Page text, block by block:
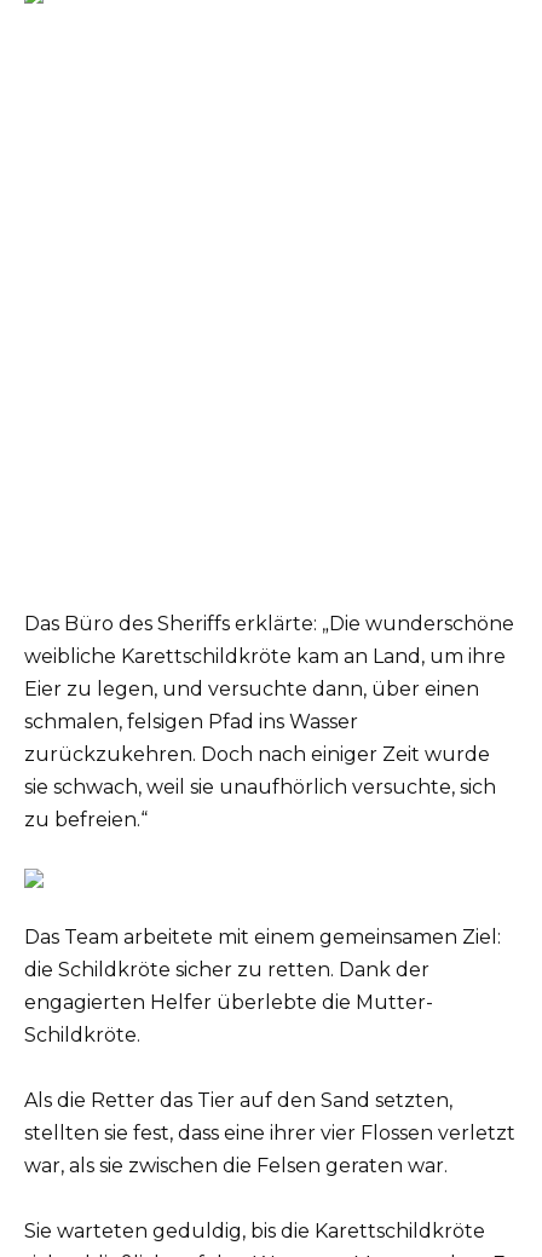
Das Büro des Sheriffs erklärte: „Die wunderschöne
weibliche Karettschildkröte kam an Land, um ihre
Eier zu legen, und versuchte dann, über einen
schmalen, felsigen Pfad ins Wasser
zurückzukehren. Doch nach einiger Zeit wurde
sie schwach, weil sie unaufhörlich versuchte, sich
zu befreien.“
Das Team arbeitete mit einem gemeinsamen Ziel:
die Schildkröte sicher zu retten. Dank der
engagierten Helfer überlebte die Mutter-
Schildkröte.
Als die Retter das Tier auf den Sand setzten,
stellten sie fest, dass eine ihrer vier Flossen verletzt
war, als sie zwischen die Felsen geraten war.
Sie warteten geduldig, bis die Karettschildkröte